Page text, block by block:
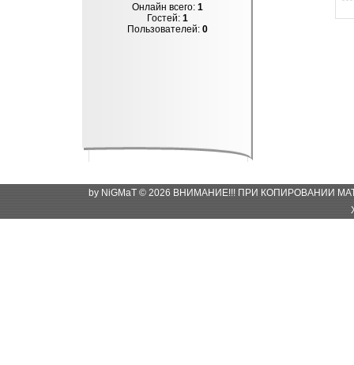
Онлайн всего: 1
Гостей: 1
Пользователей: 0
by NiGMaT © 2026 ВНИМАНИЕ!!! ПРИ КОПИРОВАНИИ